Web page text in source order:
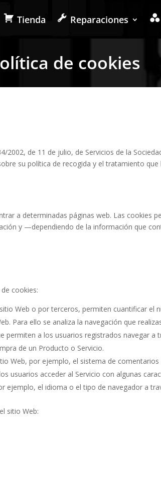
Tienda Reparaciones
de cookies
2002, de 11 de julio, de Servicios de la
su política de recogida y el tratamiento que
a determinadas páginas web. Las cookies
y —dependiendo de la información que
cookies:
Web o por terceros, permiten cuantificar el
Para ello se analiza la navegación que
permiten a los usuarios registrados navegar a
de un Producto o Servicio.
Web, por ejemplo, el sistema de comentarios
usuarios acceder al Servicio con algunas
ejemplo, el idioma o el tipo de navegador a
sitio Web: